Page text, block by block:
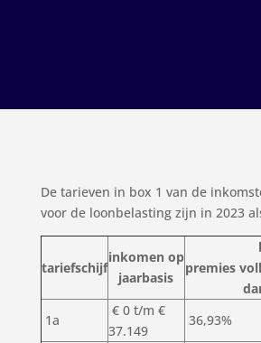
De tarieven in box 1 van de
voor de loonbelasting zijn in 2023
tariefschijf
inkomen op
jaarbasis
premies
1a
€ 0 t/m €
37.149
36,93%